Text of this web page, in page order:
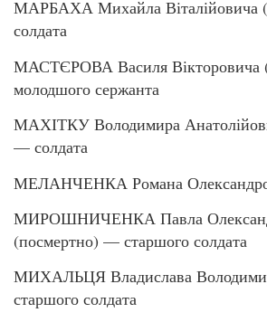
МАРБАХА Михайла Віталійовича
солдата
МАСТЄРОВА Василя Вікторовича
молодшого сержанта
МАХІТКУ Володимира
— солдата
МЕЛАНЧЕНКА Романа
МИРОШНИЧЕНКА Павла
(посмертно) — старшого солдата
МИХАЛЬЦЯ Владислава
старшого солдата